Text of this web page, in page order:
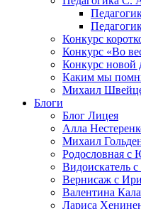
Конкурс
Конкурс «Во
Конкурс новой
Каким мы
Михаил
Блоги
Блог Лицея
Алла
Михаил
Родословная с
Видоискатель
Вернисаж с
Валентина
Лариса